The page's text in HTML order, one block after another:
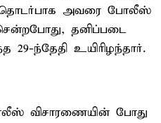
தொடர்பாக அவரை போலீஸ்
தனிப்படை
29-ந்தேதி உயிரிழந்தார்.
விசாரணையின் போது